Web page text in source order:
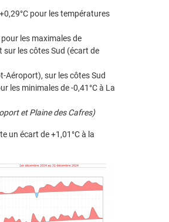
pour les températures
les maximales de
sur les côtes Sud (écart de
Aéroport), sur les côtes Sud
les minimales de -0,41°C à La
et Plaine des Cafres)
un écart de +1,01°C à la